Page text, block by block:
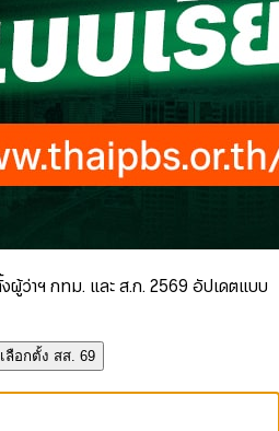
ว่าฯ กทม. และ ส.ก. 2569 อัปเดตแบบ
ลือกตั้ง สส. 69